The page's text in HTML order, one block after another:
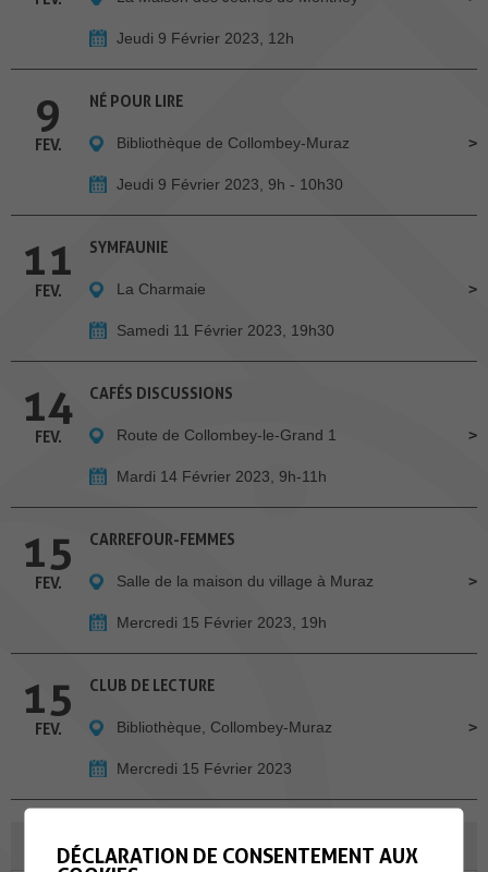
Jeudi 9 Février 2023, 12h
9
FEV.
NÉ POUR LIRE
Bibliothèque de Collombey-Muraz
Jeudi 9 Février 2023, 9h - 10h30
11
FEV.
SYMFAUNIE
La Charmaie
Samedi 11 Février 2023, 19h30
14
FEV.
CAFÉS DISCUSSIONS
Route de Collombey-le-Grand 1
Mardi 14 Février 2023, 9h-11h
15
FEV.
CARREFOUR-FEMMES
Salle de la maison du village à Muraz
Mercredi 15 Février 2023, 19h
15
FEV.
CLUB DE LECTURE
Bibliothèque, Collombey-Muraz
Mercredi 15 Février 2023
FÉVRIER 2023
DÉCLARATION DE CONSENTEMENT AUX